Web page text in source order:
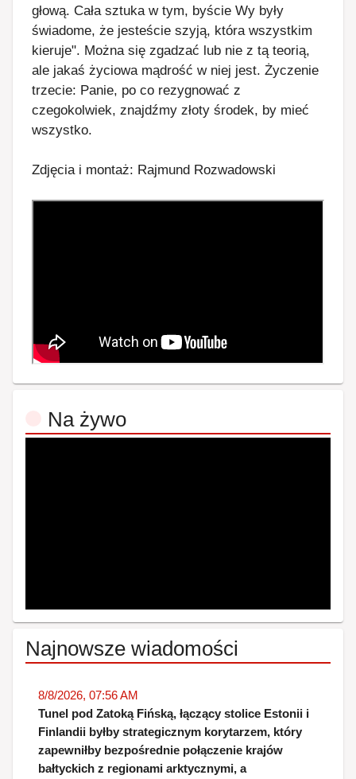
głową. Cała sztuka w tym, byście Wy były
świadome, że jesteście szyją, która wszystkim
kieruje". Można się zgadzać lub nie z tą teorią,
ale jakaś życiowa mądrość w niej jest. Życzenie
trzecie: Panie, po co rezygnować z
czegokolwiek, znajdźmy złoty środek, by mieć
wszystko.
Zdjęcia i montaż: Rajmund Rozwadowski
Na żywo
Najnowsze wiadomości
8/8/2026, 07:56 AM
Tunel pod Zatoką Fińską, łączący stolice Estonii i
Finlandii byłby strategicznym korytarzem, który
zapewniłby bezpośrednie połączenie krajów
bałtyckich z regionami arktycznymi, a